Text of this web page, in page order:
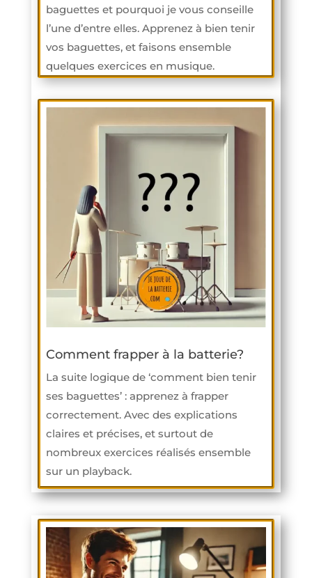
baguettes et pourquoi je vous conseille
l’une d’entre elles. Apprenez à bien tenir
vos baguettes, et faisons ensemble
quelques exercices en musique.
Comment frapper à la batterie?
La suite logique de ‘comment bien tenir
ses baguettes’ : apprenez à frapper
correctement. Avec des explications
claires et précises, et surtout de
nombreux exercices réalisés ensemble
sur un playback.